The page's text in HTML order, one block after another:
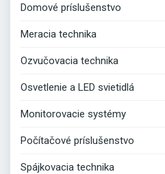
Domové príslušenstvo
Meracia technika
Ozvučovacia technika
Osvetlenie a LED svietidlá
Monitorovacie systémy
Počítačové príslušenstvo
Spájkovacia technika